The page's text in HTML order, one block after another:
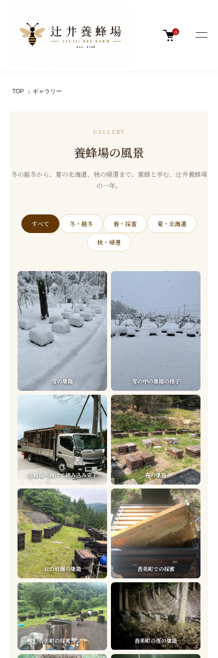
0
TOP ギャラリー
GALLERY
養蜂場の風景
冬の越冬から、夏の北海道、秋の帰還まで。蜜蜂と歩む、辻井養蜂場
の一年。
すべて 冬・越冬 春・採蜜 夏・北海道
秋・帰還
雪の巣箱 雪の中の巣箱の様子
淡路島へ向けて積み込み完了 春の巣箱
丘の斜面の巣箱 香美町での採蜜
香美町の採蜜タンク 香美町の夜の巣箱